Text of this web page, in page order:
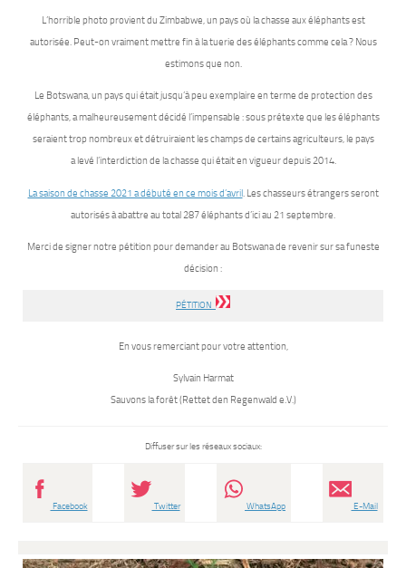
L’horrible photo provient du Zimbabwe, un pays où la chasse aux éléphants est
autorisée. Peut-on vraiment mettre fin à la tuerie des éléphants comme cela ? Nous
estimons que non.
Le Botswana, un pays qui était jusqu’à peu exemplaire en terme de protection des
éléphants, a malheureusement décidé l’impensable : sous prétexte que les éléphants
seraient trop nombreux et détruiraient les champs de certains agriculteurs, le pays
a levé l’interdiction de la chasse qui était en vigueur depuis 2014.
La saison de chasse 2021 a débuté en ce mois d’avril. Les chasseurs étrangers seront
autorisés à abattre au total 287 éléphants d’ici au 21 septembre.
Merci de signer notre pétition pour demander au Botswana de revenir sur sa funeste
décision :
PÉTITION
En vous remerciant pour votre attention,
Sylvain Harmat
Sauvons la forêt (Rettet den Regenwald e.V.)
Diffuser sur les réseaux sociaux:
Facebook Twitter WhatsApp E-Mail